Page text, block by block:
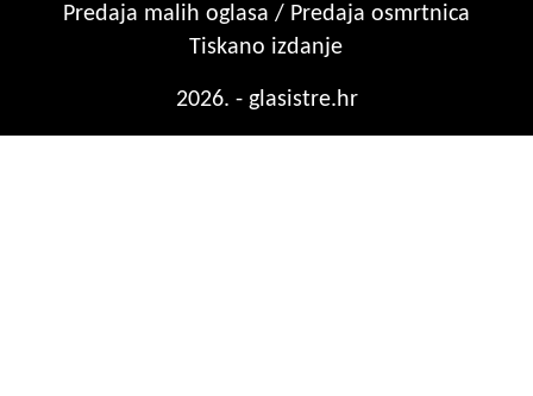
Predaja malih oglasa / Predaja osmrtnica
Tiskano izdanje
2026. - glasistre.hr